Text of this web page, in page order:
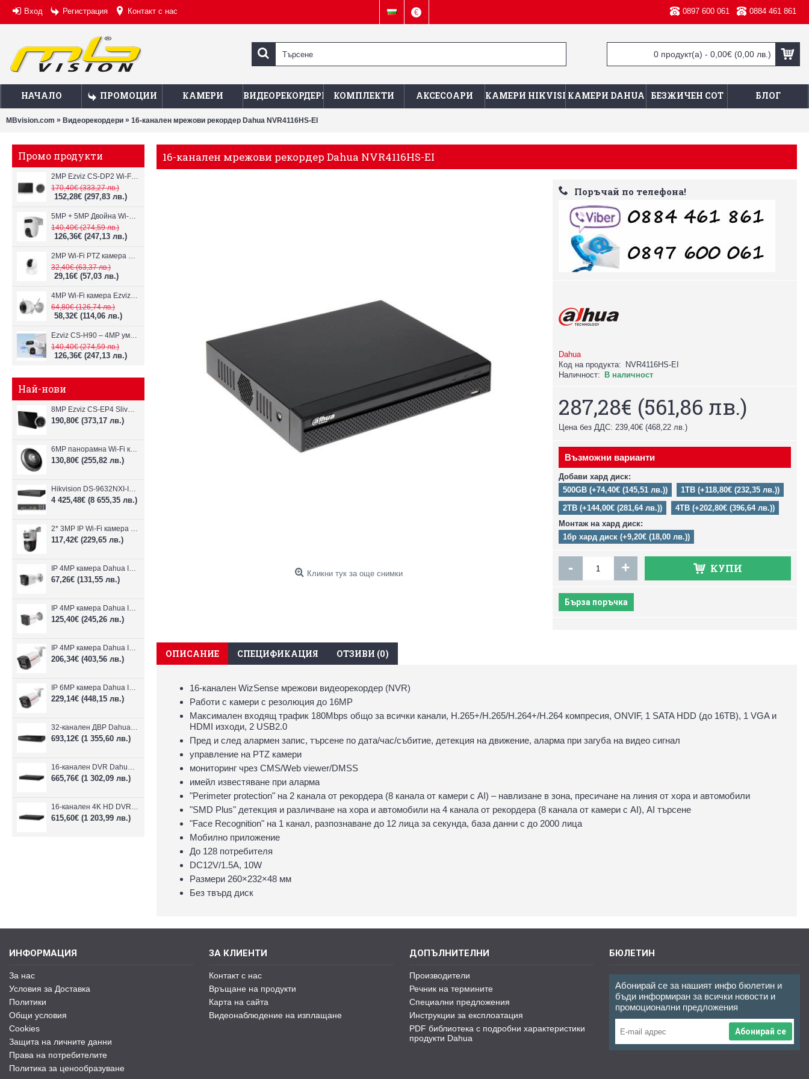
Вход Регистрация Контакт с нас € 0897 600 061 0884 461 861
0 продукт(а) - 0,00€(0,00 лв.)
НАЧАЛО ПРОМОЦИИ КАМЕРИ ВИДЕОРЕКОРДЕРИ КОМПЛЕКТИ АКСЕСОАРИ КАМЕРИ HIKVISIONКАМЕРИ DAHUA БЕЗЖИЧЕН СОТ БЛОГ
MBvision.com » Видеорекордери » 16-канален мрежови рекордер Dahua NVR4116HS-EI
Промо продукти
2MP Ezviz CS-DP2 Wi-Fi видеодомофон
170,40€(333,27 лв.)
152,28€ (297,83 лв.)
5MP + 5MP Двойна Wi-Fi IP камера с два обектива Ezviz CS-H9c
140,40€(274,59 лв.)
126,36€ (247,13 лв.)
2MP Wi-Fi PTZ камерa с микрофон и говорител Ezviz CS-TY1
32,40€(63,37 лв.)
29,16€ (57,03 лв.)
4MP Wi-Fi камерa Ezviz CS-H3c с микрофон и говорител
64,80€(126,74 лв.)
58,32€ (114,06 лв.)
Ezviz CS-H90 – 4MP умна Wi-Fi камера, два обектива и цветен нощен
140,40€(274,59 лв.)
126,36€ (247,13 лв.)
Най-нови
8MP Ezviz CS-EP4 Sliver Wi-Fi видеодомофон
190,80€ (373,17 лв.)
6MP панорамна Wi-Fi камерa Ezviz CS-E4p
130,80€ (255,82 лв.)
Hikvision DS-9632NXI-I8/VPro – 32-канален NVR с интелигентен AI анализ
4 425,48€ (8 655,35 лв.)
2* 3MP IP Wi-Fi камера Dahua P3D-3F-PV-P-0280B/0600B-PRO
117,42€ (229,65 лв.)
IP 4MP камера Dahua IPC-B1E40-A-0280B, 2.8mm, IR 30m
67,26€ (131,55 лв.)
IP 4MP камера Dahua IPC-HFW1439TC1-A-LED-0280B-PRO, 2.8mm, IR 30m
125,40€ (245,26 лв.)
IP 4MP камера Dahua IPC-HFW2449TL-S-LED-0280B-PRO, 2.8mm, IR 50m
206,34€ (403,56 лв.)
IP 6MP камера Dahua IPC-HFW2649TL-S-LED-0280B-PRO, 2.8mm, IR 50m
229,14€ (448,15 лв.)
32-канален ДВР Dahua XVR5232AN-I3/Т
693,12€ (1 355,60 лв.)
16-канален DVR Dahua XVR5216AN-4KL-I3/T + 16 IP
665,76€ (1 302,09 лв.)
16-канален 4K HD DVR Dahua XVR5116H-4KL-I3/T + 16 IP камери
615,60€ (1 203,99 лв.)
16-канален мрежови рекордер Dahua NVR4116HS-EI
Кликни тук за още снимки
Поръчай по телефона!
Dahua
Код на продукта:
NVR4116HS-EI
Наличност:
В наличност
287,28€ (561,86 лв.)
Цена без ДДС: 239,40€ (468,22 лв.)
Възможни варианти
Добави хард диск:
500GB (+74,40€ (145,51 лв.))
1TB (+118,80€ (232,35 лв.))
2TB (+144,00€ (281,64 лв.))
4TB (+202,80€ (396,64 лв.))
Монтаж на хард диск:
1бр хард диск (+9,20€ (18,00 лв.))
- + КУПИ
Бърза поръчка
ОПИСАНИЕ СПЕЦИФИКАЦИЯ ОТЗИВИ (0)
16-канален WizSense мрежови видeoрекордер (NVR)
Работи с камери с резолюция до 16MР
Максимален входящ трафик 180Mbps общо за всички канали, H.265+/H.265/H.264+/H.264 компресия, ONVIF, 1 SATA HDD (до 16TB), 1 VGA и
HDMI изходи, 2 USB2.0
Пред и след алармен запис, търсене по дата/час/събитие, детекция на движение, аларма при загуба на видео сигнал
управление на PTZ камери
мониторинг чрез CMS/Web viewer/DMSS
имейл известяване при аларма
"Perimeter protection" на 2 канала от рекордера (8 канала от камери с AI) – навлизане в зона, пресичане на линия от хора и автомобили
"SMD Plus" детекция и различване на хора и автомобили на 4 канала от рекордера (8 канала от камери с AI), AI търсене
"Face Recognition" на 1 канал, разпознаване до 12 лица за секунда, база данни с до 2000 лица
Мобилно приложение
До 128 потребителя
DC12V/1.5A, 10W
Размери 260×232×48 мм
Без твърд диск
ИНФОРМАЦИЯ
За нас
Условия за Доставка
Политики
Общи условия
Cookies
Защита на личните данни
Права на потребителите
Политика за ценообразуване
ЗА КЛИЕНТИ
Контакт с нас
Връщане на продукти
Карта на сайта
Видеонаблюдение на изплащане
ДОПЪЛНИТЕЛНИ
Производители
Речник на термините
Специални предложения
Инструкции за експлоатация
PDF библиотека с подробни характеристики
продукти Dahua
БЮЛЕТИН
Абонирай се за нашият инфо бюлетин и
бъди информиран за всички новости и
промоционални предложения
Абонирай се